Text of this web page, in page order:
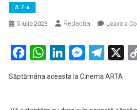
A 7-a
5 iulie 2023 Redactia Leave a
Facebook
WhatsApp
LinkedIn X
Săptămâna aceasta la Cinema ARTA